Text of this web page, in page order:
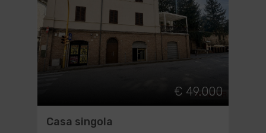
€ 49.000
Casa singola